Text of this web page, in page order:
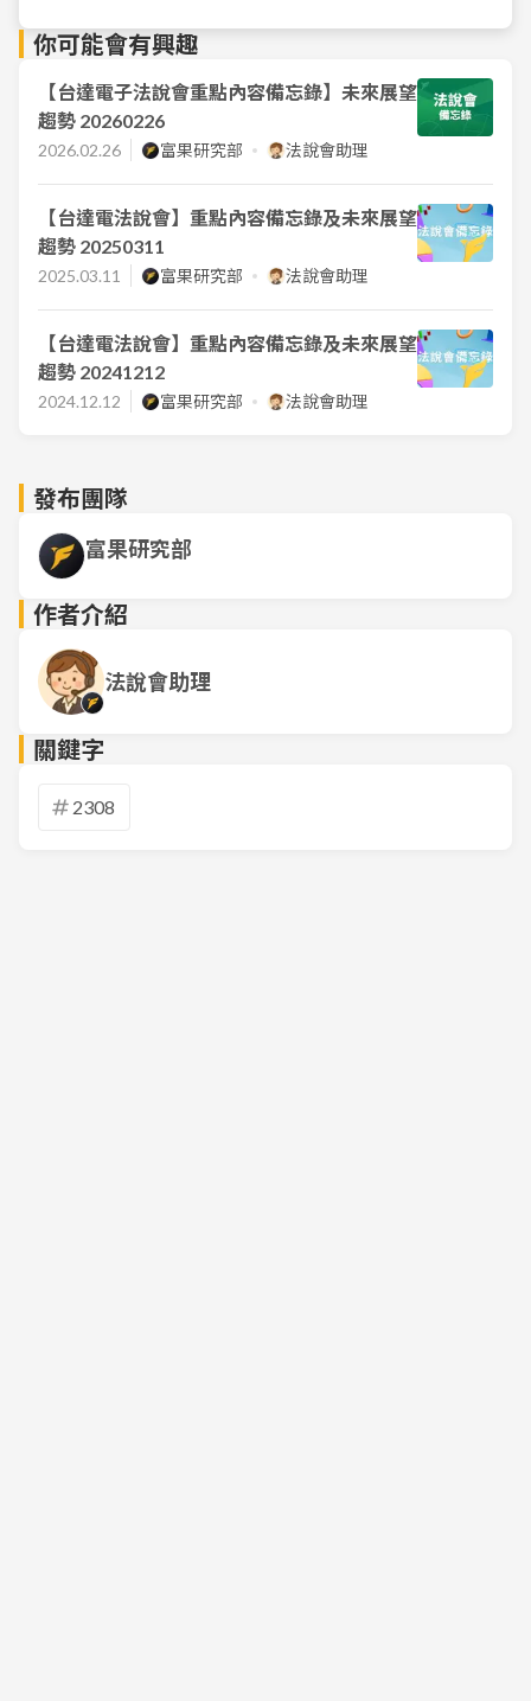
你可能會有興趣
【台達電子法說會重點內容備忘錄】未來展望
趨勢 20260226
2026.02.26 富果研究部 法說會助理
【台達電法說會】重點內容備忘錄及未來展望
趨勢 20250311
2025.03.11 富果研究部 法說會助理
【台達電法說會】重點內容備忘錄及未來展望
趨勢 20241212
2024.12.12 富果研究部 法說會助理
發布團隊
富果研究部
作者介紹
法說會助理
關鍵字
2308